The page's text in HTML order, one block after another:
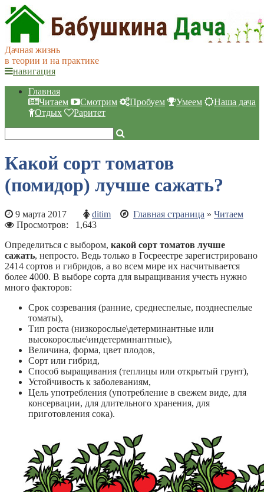
Дачная жизнь
в теории и на практике
навигация
Главная
Читаем
Смотрим Пробуем Умеем
Наша дача
Отдых
Раритет
Какой сорт томатов
(помидор) лучше сажать?
9 марта 2017 ditim Главная страница » Читаем
Просмотров: 1,643
Определиться с выбором, какой сорт томатов лучше
сажать, непросто. Ведь только в Госреестре зарегистрировано
2414 сортов и гибридов, а во всем мире их насчитывается
более 4000. В выборе сорта для выращивания учесть нужно
много факторов:
Срок созревания (ранние, среднеспелые, позднеспелые
томаты),
Тип роста (низкорослые\детерминантные или
высокорослые\индетерминантные),
Величина, форма, цвет плодов,
Сорт или гибрид,
Способ выращивания (теплицы или открытый грунт),
Устойчивость к заболеваниям,
Цель употребления (употребление в свежем виде, для
консервации, для длительного хранения, для
приготовления сока).